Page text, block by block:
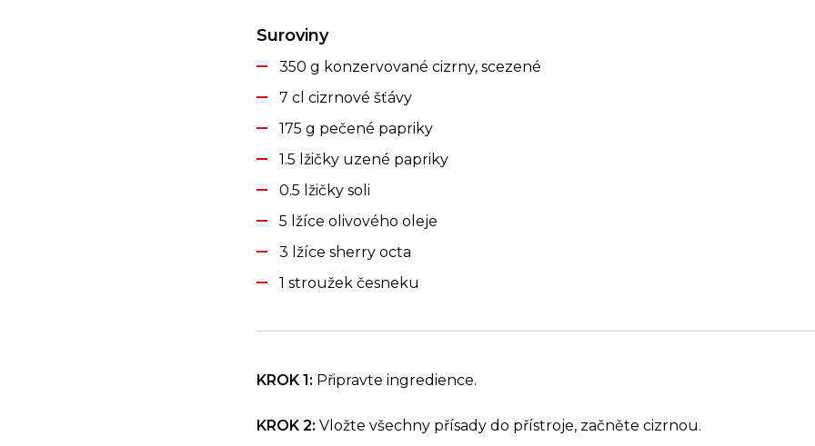
Suroviny
350 g konzervované cizrny, scezené
7 cl cizrnové šťávy
175 g pečené papriky
1.5 lžičky uzené papriky
0.5 lžičky soli
5 lžíce olivového oleje
3 lžíce sherry octa
1 stroužek česneku
KROK 1: Připravte ingredience.
KROK 2: Vložte všechny přísady do přístroje, začněte cizrnou.